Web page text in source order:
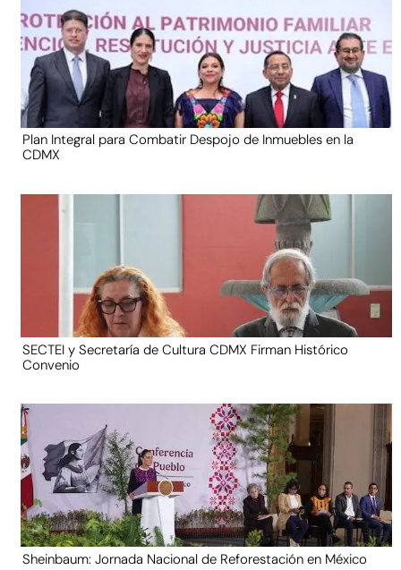
Plan Integral para Combatir Despojo de Inmuebles en la
CDMX
SECTEI y Secretaría de Cultura CDMX Firman Histórico
Convenio
Sheinbaum: Jornada Nacional de Reforestación en México